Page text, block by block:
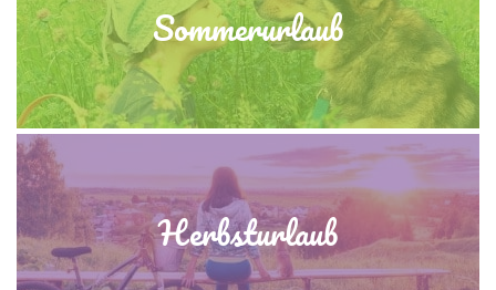
Sommerurlaub
Herbsturlaub